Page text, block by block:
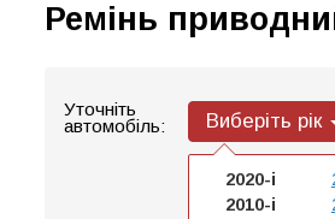
Ремінь
Уточніть
автомобіль:
Виберіть рік
2020-і
2010-і